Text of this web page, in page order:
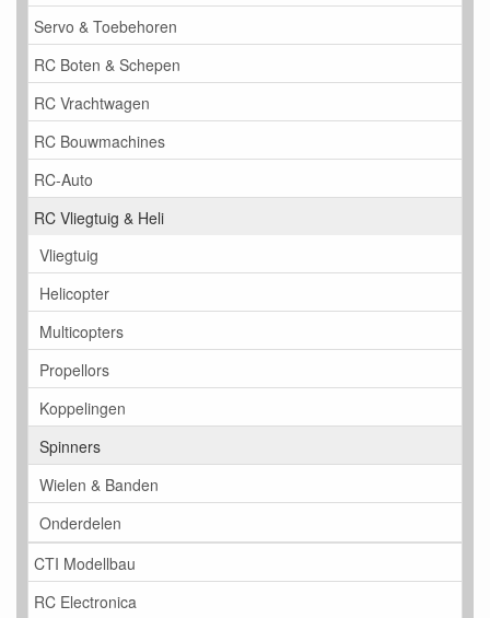
Servo & Toebehoren
RC Boten & Schepen
RC Vrachtwagen
RC Bouwmachines
RC-Auto
RC Vliegtuig & Heli
Vliegtuig
Helicopter
Multicopters
Propellors
Koppelingen
Spinners
Wielen & Banden
Onderdelen
CTI Modellbau
RC Electronica